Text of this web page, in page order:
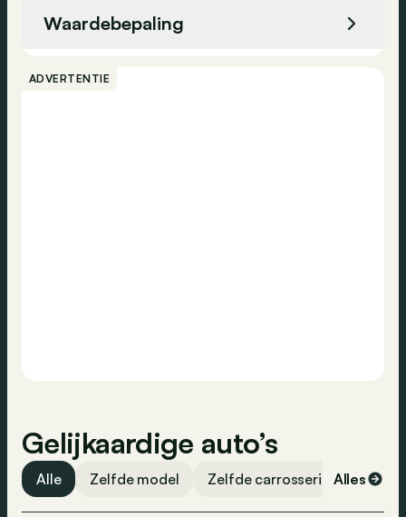
Achteruitrijcamera
Parkeersensoren voor
Noodoproep
ESP
Waardebepaling
ADVERTENTIE
Gelijkaardige auto’s
Alle Zelfde model Zelfde carrosserievorm
Alles